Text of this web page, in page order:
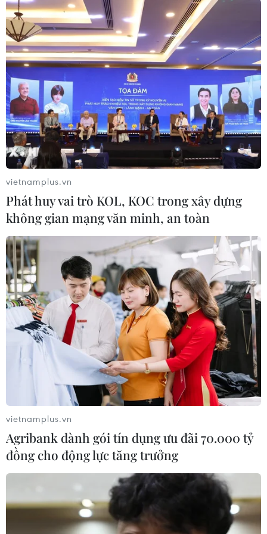
Quy định mới tạo ra "các quyền kề cận" để bảo
vệ bản quyền - và trả tiền nhuận bút - cho các
công ty truyền thông khi nội dung của họ được
sử dụng trên các trang mạng khác như các công
cụ tìm kiếm./.
(TTXVN/Vietnam+)
#Google #Pháp #Liên minh báo chí
#APIG
#Trả phí
Pháp
Theo dõi VietnamPlus
TIN LIÊN QUAN
vietnamplus.vn
Phát huy vai trò KOL, KOC trong xây dựng
không gian mạng văn minh, an toàn
vietnamplus.vn
Agribank dành gói tín dụng ưu đãi 70.000 tỷ
đồng cho động lực tăng trưởng